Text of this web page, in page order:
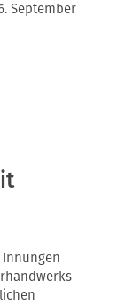
September
Innungen